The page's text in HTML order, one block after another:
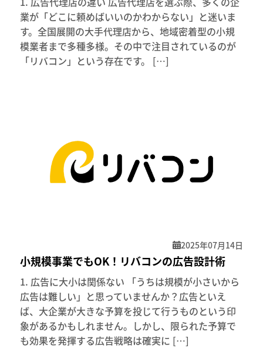
業が「どこに頼めばいいのかわからない」と迷いま
す。全国展開の大手代理店から、地域密着型の小規
模業者まで多種多様。その中で注目されているのが
「リバコン」という存在です。 […]
2025年07月14日
小規模事業でもOK！リバコンの広告設計術
1. 広告に大小は関係ない 「うちは規模が小さいから
広告は難しい」と思っていませんか？広告といえ
ば、大企業が大きな予算を投じて行うものという印
象があるかもしれません。しかし、限られた予算で
も効果を発揮する広告戦略は確実に […]